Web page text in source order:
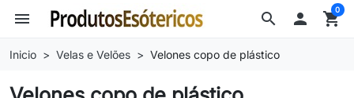
search
menu  shopping_cart
0
Inicio Velas e Velões Velones copo de plástico